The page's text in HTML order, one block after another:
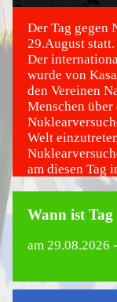
©
Der Tag gegen
29.August statt.
Der
wurde von
den Vereinen
Menschen
Welt
am diesen Tag
der
Kasachstans
Wann ist Tag
am 29.08.2026